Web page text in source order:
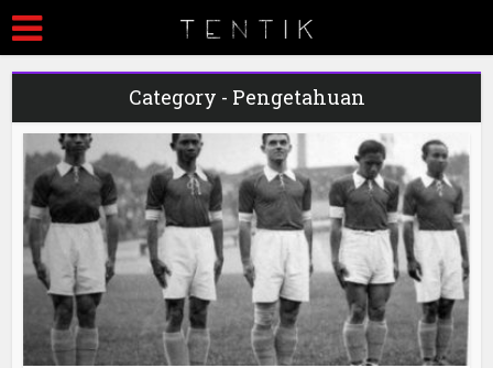
Category - Pengetahuan